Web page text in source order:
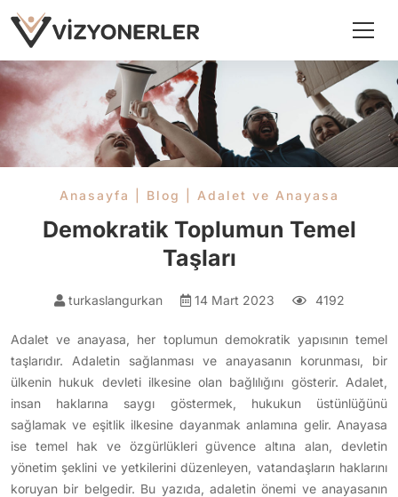
Anasayfa Blog Adalet ve Anayasa
Demokratik Toplumun Temel
Taşları
turkaslangurkan 14 Mart 2023 4192
Adalet ve anayasa, her toplumun demokratik yapısının temel
taşlarıdır. Adaletin sağlanması ve anayasanın korunması, bir
ülkenin hukuk devleti ilkesine olan bağlılığını gösterir. Adalet,
insan haklarına saygı göstermek, hukukun üstünlüğünü
sağlamak ve eşitlik ilkesine dayanmak anlamına gelir. Anayasa
ise temel hak ve özgürlükleri güvence altına alan, devletin
yönetim şeklini ve yetkilerini düzenleyen, vatandaşların haklarını
koruyan bir belgedir. Bu yazıda, adaletin önemi ve anayasanın